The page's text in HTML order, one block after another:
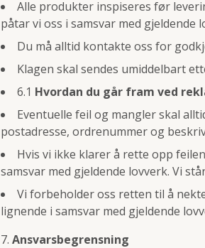
Alle produkter inspiseres før
påtar vi oss i samsvar med
Du må alltid kontakte oss for
Klagen skal sendes umiddelbart
6.1 Hvordan du går fram ved
Eventuelle feil og mangler skal
postadresse, ordrenummer og
Hvis vi ikke klarer å rette opp
samsvar med gjeldende lovverk. Vi
Vi forbeholder oss retten til å
lignende i samsvar med gjeldende
Ansvarsbegrensning